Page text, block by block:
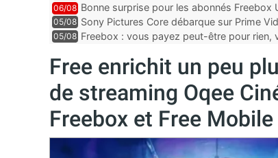
06/08 Bonne surprise pour les abonnés Freebox
inclus
05/08 Sony Pictures Core débarque sur Prime
05/08 Freebox : vous payez peut-être pour
Free enrichit un peu
de streaming Oqee
Freebox et Free Mobile